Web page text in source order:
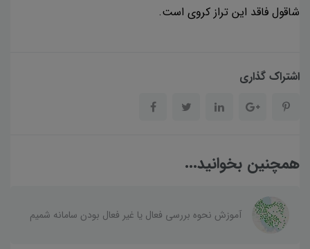
شاقول فاقد این تراز کروی است.
اشتراک گذاری
همچنین بخوانید...
آموزش نحوه بررسی فعال یا غیر فعال بودن سامانه شمیم